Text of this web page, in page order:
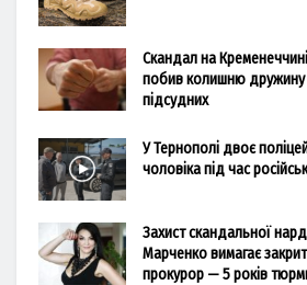
Скандал на
побив колишню дружину
підсудних
У Тернополі двоє
чоловіка під час
Захист скандальної
Марченко вимагає
прокурор — 5 років